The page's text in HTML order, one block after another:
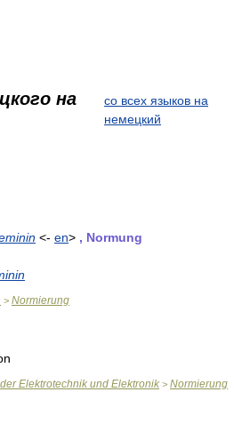
на
со всех языков на
немецкий
<- en> , Normung
> Normierung
Elektrotechnik und Elektronik > Normierung